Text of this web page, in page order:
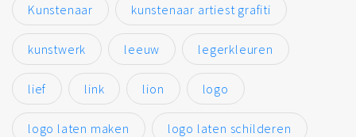
Kunstenaar kunstenaar artiest grafiti
kunstwerk leeuw legerkleuren
lief link lion logo
logo laten maken logo laten schilderen